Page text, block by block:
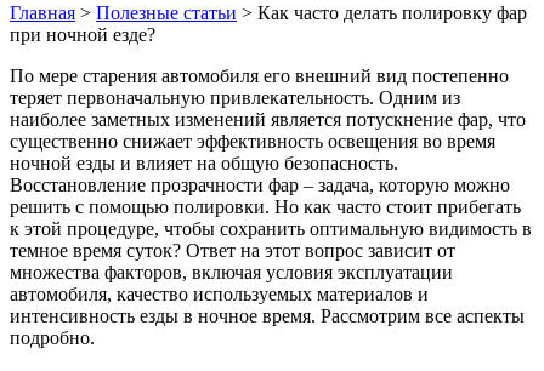
Главная > Полезные статьи > Как часто делать полировку фар
при ночной езде?
По мере старения автомобиля его внешний вид постепенно
теряет первоначальную привлекательность. Одним из
наиболее заметных изменений является потускнение фар, что
существенно снижает эффективность освещения во время
ночной езды и влияет на общую безопасность.
Восстановление прозрачности фар – задача, которую можно
решить с помощью полировки. Но как часто стоит прибегать
к этой процедуре, чтобы сохранить оптимальную видимость в
темное время суток? Ответ на этот вопрос зависит от
множества факторов, включая условия эксплуатации
автомобиля, качество используемых материалов и
интенсивность езды в ночное время. Рассмотрим все аспекты
подробно.